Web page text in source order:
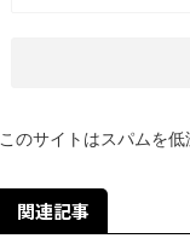
このサイトはスパムを
関連記事